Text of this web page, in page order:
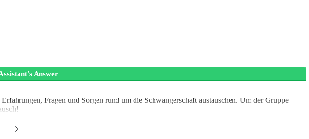
Answer
Fragen und Sorgen rund um die Schwangerschaft austauschen. Um der Gruppe